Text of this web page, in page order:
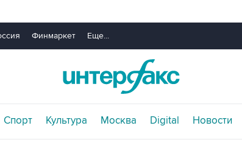
Финмаркет Еще...
Спорт Культура Москва Digital Новости